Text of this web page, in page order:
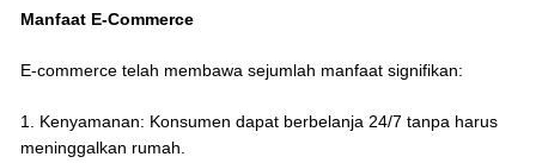
Manfaat E-Commerce
E-commerce telah membawa sejumlah manfaat signifikan:
1. Kenyamanan: Konsumen dapat berbelanja 24/7 tanpa harus
meninggalkan rumah.